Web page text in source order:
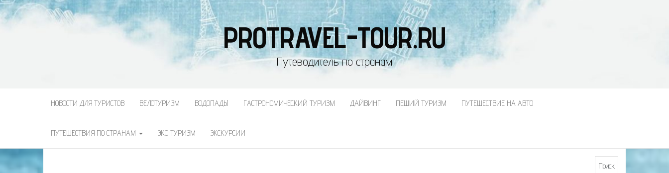
PROTRAVEL-TOUR.RU
Путеводитель по странам
НОВОСТИ ДЛЯ ТУРИСТОВ ВЕЛОТУРИЗМ ВОДОПАДЫ ГАСТРОНОМИЧЕСКИЙ ТУРИЗМ ДАЙВИНГ ПЕШИЙ ТУРИЗМ ПУТЕШЕСТВИЕ НА АВТО
ПУТЕШЕСТВИЯ ПО СТРАНАМ ЭКО ТУРИЗМ ЭКСКУРСИИ